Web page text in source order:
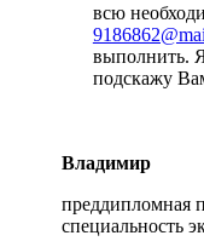
всю
выполнить.
подскажу
Владимир
преддипломная
специальность